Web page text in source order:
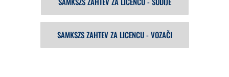
SAMKSZS ZAHTEV ZA LICENCU - VOZAČI